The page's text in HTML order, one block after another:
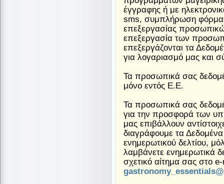
έγγραφης ή με
sms, συμπλήρωση
επεξεργασίας
επεξεργασία των
επεξεργάζονται τα
για λογαριασμό μας και
Τα προσωπικά σας
μόνο εντός Ε.Ε.
Τα προσωπικά σας
για την προσφορά των
μας επιβάλλουν
διαγράφουμε τα
ενημερωτικού δελτίου,
λαμβάνετε ενημερωτικά
σχετικό αίτημα σας στο e-